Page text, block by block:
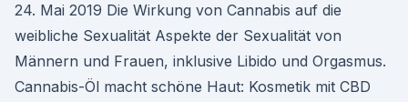
24. Mai 2019 Die Wirkung von Cannabis auf die
weibliche Sexualität Aspekte der Sexualität von
Männern und Frauen, inklusive Libido und Orgasmus.
Cannabis-Öl macht schöne Haut: Kosmetik mit CBD